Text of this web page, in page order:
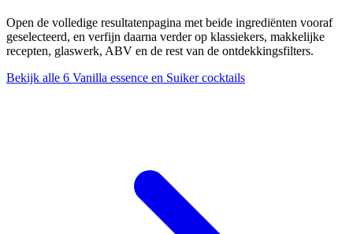
Open de volledige resultatenpagina met beide ingrediënten vooraf
geselecteerd, en verfijn daarna verder op klassiekers, makkelijke
recepten, glaswerk, ABV en de rest van de ontdekkingsfilters.
Bekijk alle 6 Vanilla essence en Suiker cocktails